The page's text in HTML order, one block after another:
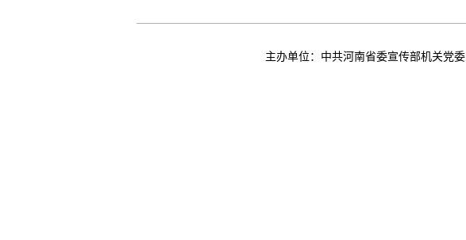
主办单位：中共河南省委宣传部机关党委